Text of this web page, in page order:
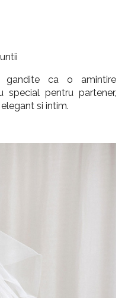
gandite ca o amintire
pentru partener,
si intim.